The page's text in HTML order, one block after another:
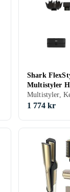
Shark
Multistyler
1 774 kr